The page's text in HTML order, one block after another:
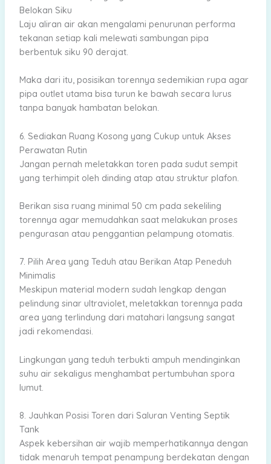
Belokan Siku
Laju aliran air akan mengalami penurunan performa
tekanan setiap kali melewati sambungan pipa
berbentuk siku 90 derajat.
Maka dari itu, posisikan torennya sedemikian rupa agar
pipa outlet utama bisa turun ke bawah secara lurus
tanpa banyak hambatan belokan.
6. Sediakan Ruang Kosong yang Cukup untuk Akses
Perawatan Rutin
Jangan pernah meletakkan toren pada sudut sempit
yang terhimpit oleh dinding atap atau struktur plafon.
Berikan sisa ruang minimal 50 cm pada sekeliling
torennya agar memudahkan saat melakukan proses
pengurasan atau penggantian pelampung otomatis.
7. Pilih Area yang Teduh atau Berikan Atap Peneduh
Minimalis
Meskipun material modern sudah lengkap dengan
pelindung sinar ultraviolet, meletakkan torennya pada
area yang terlindung dari matahari langsung sangat
jadi rekomendasi.
Lingkungan yang teduh terbukti ampuh mendinginkan
suhu air sekaligus menghambat pertumbuhan spora
lumut.
8. Jauhkan Posisi Toren dari Saluran Venting Septik
Tank
Aspek kebersihan air wajib memperhatikannya dengan
tidak menaruh tempat penampung berdekatan dengan